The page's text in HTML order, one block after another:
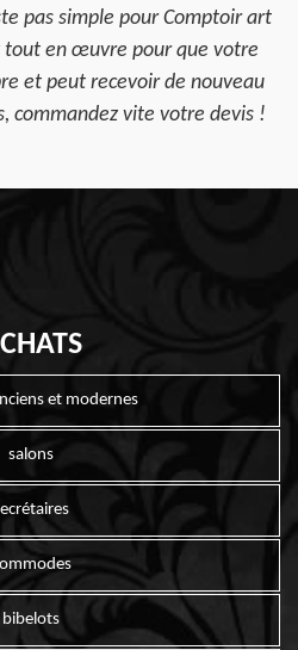
pas simple pour Comptoir art
en œuvre pour que votre
et peut recevoir de nouveau
commandez vite votre devis !
et modernes
salons
bibelots